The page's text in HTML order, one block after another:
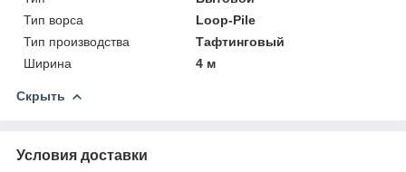
Тип ворса
Loop-Pile
Тип производства
Тафтинговый
Ширина
4 м
Скрыть
Условия доставки